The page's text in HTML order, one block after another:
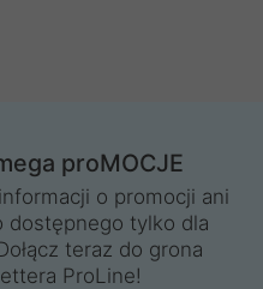
proMOCJE
o promocji ani
dostępnego tylko dla
teraz do grona
ProLine!